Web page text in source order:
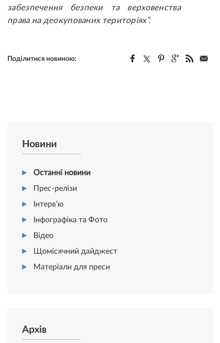
забезпечення безпеки та верховенства
права на деокупованих територіях”.
Поділитися новиною:
Новини
Останні новини
Прес-релізи
Інтерв’ю
Інфографіка та Фото
Відео
Щомісячний дайджест
Матеріали для преси
Архів